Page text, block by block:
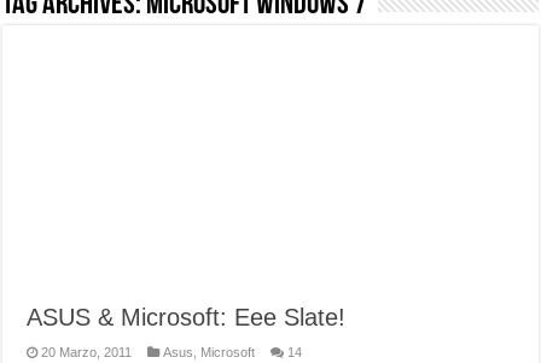
ASUS & Microsoft: Eee Slate!
20 Marzo, 2011 Asus Microsoft 14